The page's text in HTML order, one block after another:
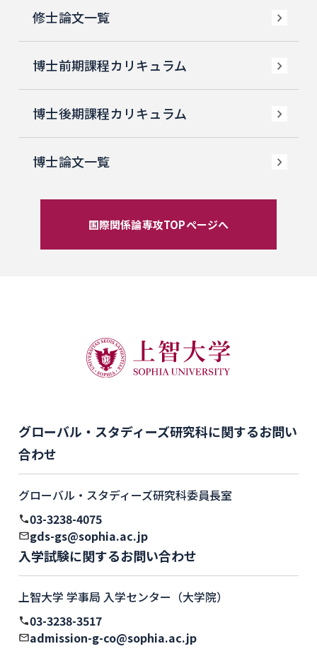
修士論文一覧
博士前期課程カリキュラム
博士後期課程カリキュラム
博士論文一覧
国際関係論専攻TOPページへ
グローバル・スタディーズ研究科に関するお問い
合わせ
グローバル・スタディーズ研究科委員長室
03-3238-4075
gds-gs@sophia.ac.jp
入学試験に関するお問い合わせ
上智大学 学事局 入学センター（大学院）
03-3238-3517
admission-g-co@sophia.ac.jp